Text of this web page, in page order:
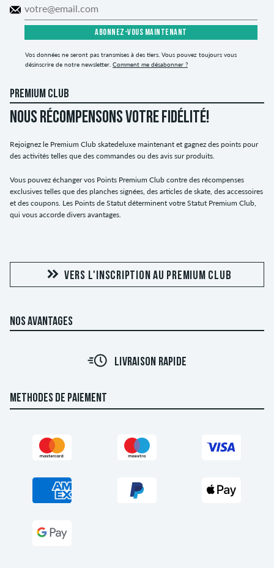
ABONNEZ-VOUS MAINTENANT
Vos données ne seront pas transmises à des tiers. Vous pouvez toujours vous
désinscrire de notre newsletter. Comment me désabonner ?
PREMIUM CLUB
NOUS RÉCOMPENSONS VOTRE FIDÉLITÉ!
Rejoignez le Premium Club skatedeluxe maintenant et gagnez des points pour
des activités telles que des commandes ou des avis sur produits.
Vous pouvez échanger vos Points Premium Club contre des récompenses
exclusives telles que des planches signées, des articles de skate, des accessoires
et des coupons. Les Points de Statut déterminent votre Statut Premium Club,
qui vous accorde divers avantages.
VERS L'INSCRIPTION AU PREMIUM CLUB
NOS AVANTAGES
LIVRAISON RAPIDE
METHODES DE PAIEMENT